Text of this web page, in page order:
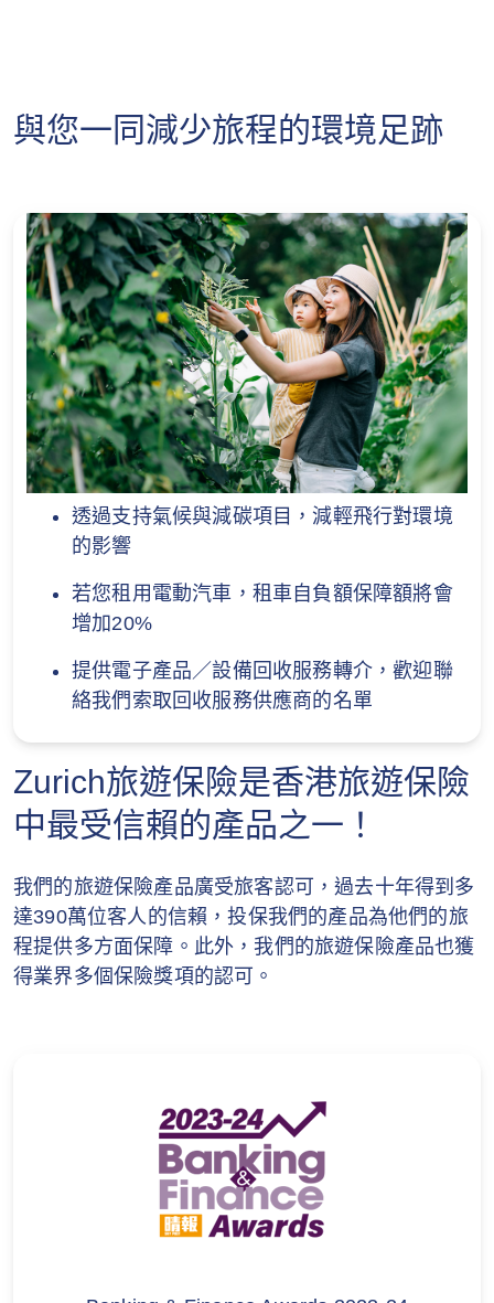
4只適用於單次旅遊計劃中的優選計劃。
返回香港，而受保旅程期限最長180天。
地的入境事務處／櫃檯辦理入境後完結 。
單次旅遊計劃保單一經簽發，恕不退還任何
保費。
客戶必須提供公共交通工具或相關政府機構
要求的重要及有效的旅遊文件如疫苗接種紀
錄、醫療測試結果／證書。
到阻礙的任何情況；
另一個已宣佈會發生的例子：某公共交通工
具的工會已宣佈工業行動或罷工
已發生的例子：某地方每個週末都會有民眾
示威遊行，但這些示威遊行經常性地會演變
為騷亂或暴亂
(b) 任何投保前已存在的傷疾。
2. 不受保活動
除非已列明於隨保單附帶的保障表或批單內為受
保活動，否則本保單決不承保因以下活動所引致
(a) 任何空中活動，除非當時你：
是以付費乘客身份在持牌航空公司航機或包
機上，或
所參與之活動是由另一位已持牌帶領有關活
者亦已獲當地有關當局授權。
(b) 以乘客或司機身份參與任何形式的賽車，或體
育比賽，或參加職業體育活動，或你參與可以賺
(d)探險、跋涉、附有裝備之登山運動或類似旅
程；需要高度專業技術、或使用極度體力、或於
極端環境下進行、或需使用特別器材或工具的活
為主要交通工具的受保旅程 （受保於第10節 - 業
此推廣只適用於指定保險計劃：「自在旅
客戶於 2026年7月13日 至 2026年8月31日
（「推廣期」）期間經蘇黎世網站以指定優
惠碼成功申請指定保險計劃，而有關保單於
2026年8月31日或之前成功由蘇黎世簽發及
生效，即可獲得單次旅遊計劃保費7折優惠
及/或全年旅遊計劃首年保費7折優惠。
優惠碼設有限額，先到先得，額滿即止。
如客戶同時符合就相同保單的其他現行推廣
優惠之條件，蘇黎世保留權利自行決定只提
供其中一項優惠予客戶。
所有與本推廣期有關之日期及時間均以蘇黎
世之紀錄為準。任何因電腦、網路等技術問
題而引致投保人申請程序中斷或有任何遲
延、遺失、錯誤、無法辨識等情況，蘇黎世
蘇黎世保留修訂或終止本推廣（部分或全
部）或修改本推廣等條款及細則，而無須預
先通知的權利。
如就本推廣有任何爭議，一概以蘇黎世的決
定為準。
推廣折扣不可轉換其他禮品、不可兌換現金
及不設找贖。
與您一同減少旅程的環境足跡
透過支持氣候與減碳項目，減輕飛行對環境
的影響
若您租用電動汽車，租車自負額保障額將會
增加20%
提供電子產品／設備回收服務轉介，歡迎聯
絡我們索取回收服務供應商的名單
Zurich旅遊保險是香港旅遊保險
中最受信賴的產品之一！
我們的旅遊保險產品廣受旅客認可，過去十年得到多
達390萬位客人的信賴，投保我們的產品為他們的旅
程提供多方面保障。此外，我們的旅遊保險產品也獲
得業界多個保險獎項的認可。